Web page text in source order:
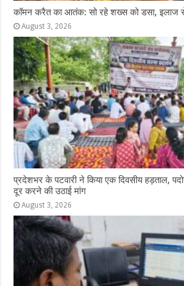
कॉमन करैत का आतंक: सो रहे शख्स को डसा, इलाज
August 3, 2026
प्रदेशभर के पटवारी ने किया एक दिवसीय हड़ताल,
दूर करने की उठाई मांग
August 3, 2026